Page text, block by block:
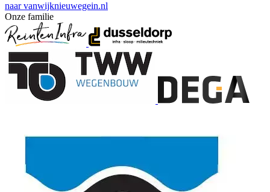
naar vanwijknieuwegein.nl
Onze familie